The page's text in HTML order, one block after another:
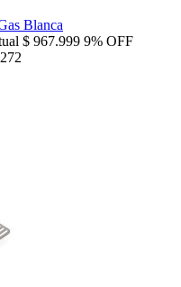
Blanca
$ 967.999 9% OFF